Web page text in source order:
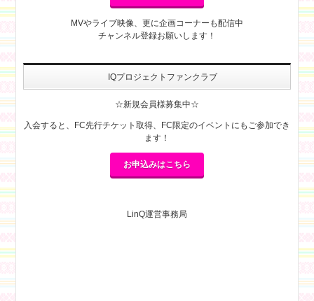
MVやライブ映像、更に企画コーナーも配信中
チャンネル登録お願いします！
IQプロジェクトファンクラブ
☆新規会員様募集中☆
入会すると、FC先行チケット取得、FC限定のイベントにもご参加でき
ます！
お申込みはこちら
LinQ運営事務局